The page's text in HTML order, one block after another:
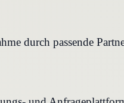
durch passende